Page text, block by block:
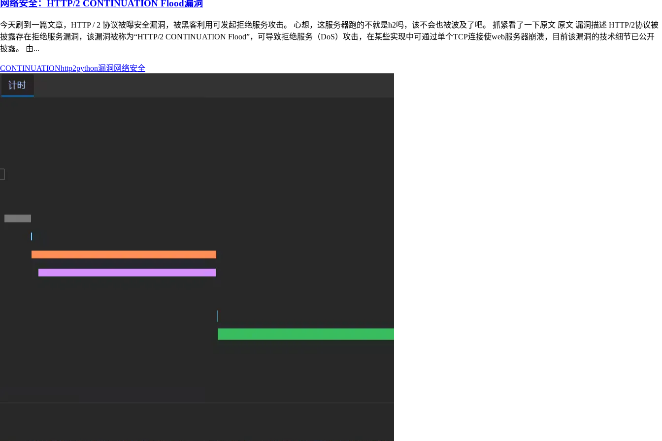
网络安全：HTTP/2 CONTINUATION Flood漏洞
今天刷到一篇文章，HTTP / 2 协议被曝安全漏洞，被黑客利用可发起拒绝服务攻击。 心想，这服务器跑的不就是h2吗，该不会也被波及了吧。 抓紧看了一下原文 原文 漏洞描述 HTTP/2协议被
披露存在拒绝服务漏洞，该漏洞被称为“HTTP/2 CONTINUATION Flood”，可导致拒绝服务（DoS）攻击，在某些实现中可通过单个TCP连接使web服务器崩溃，目前该漏洞的技术细节已公开
披露。 由...
CONTINUATIONhttp2python漏洞 网络安全